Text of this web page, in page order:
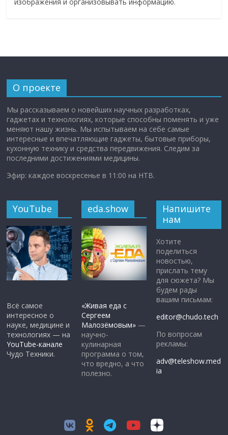
изображения и организовывать информацию.
О проекте
Мы рассказываем о новейших научных разработках,
гаджетах и технологиях, которые способны поменять и уже
меняют нашу жизнь. Мы испытываем на себе самые
интересные и впечатляющие гаджеты, бытовые приборы,
кухонную технику и средства передвижения. Следим за
последними достижениями медицины.
Эфир: каждое воскресенье в 11:00 на НТВ.
YouTube
Всё самое
интересное о
науке, медицине и
технологиях — на
YouTube-канале
Чудо Техники.
eda.show
«Живая еда с
Сергеем
Малозёмовым» —
научно-
кулинарная
программа о том,
что вредно, а что
полезно.
Напишите
нам
Хотите
поделиться
новостью,
прислать тему
для сюжета? Мы
будем рады
вашим письмам:
editor@chudo.tech
По вопросам
рекламы:
adv@teleshow.med
ia